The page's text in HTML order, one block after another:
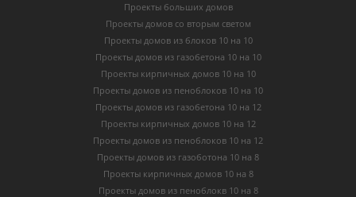
Проекты больших домов
Проекты домов со вторым светом
Проекты домов из блоков 10 на 10
Проекты домов из газобетона 10 на 10
Проекты кирпичных домов 10 на 10
Проекты домов из пеноблоков 10 на 10
Проекты домов из газобетона 10 на 12
Проекты кирпичных домов 10 на 12
Проекты домов из пеноблоков 10 на 12
Проекты домов из газоботона 10 на 8
Проекты кирпичных домов 10 на 8
Проекты домов из пеноблокв 10 на 8